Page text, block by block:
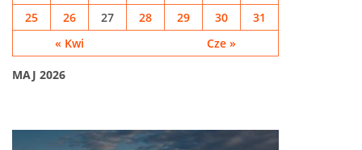
MAJ 2026
« Kwi Cze »
25
26 27 28 29 30 31